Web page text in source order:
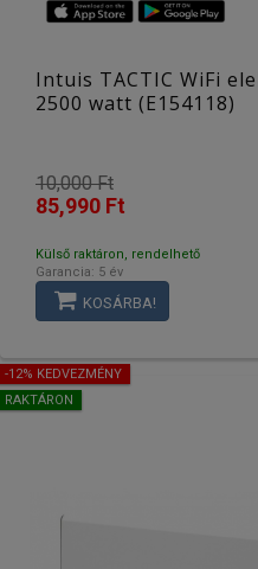
Intuis TACTIC WiFi
2500 watt (E154118)
10,000 Ft
85,990 Ft
Külső raktáron, rendelhető
Garancia: 5 év
KOSÁRBA!
-12% KEDVEZMÉNY
RAKTÁRON